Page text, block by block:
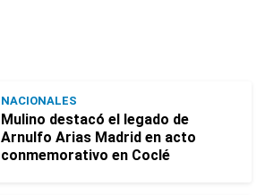
NACIONALES
Mulino destacó el legado de
Arnulfo Arias Madrid en acto
conmemorativo en Coclé